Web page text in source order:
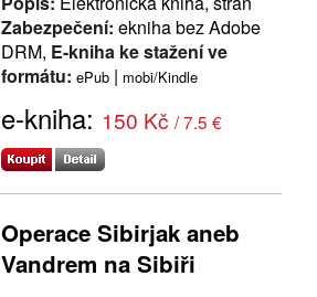
Zabezpečení: ekniha bez Adobe
DRM, E-kniha ke stažení ve
formátu: ePub | mobi/Kindle
e-kniha: 150 Kč / 7.5 €
Operace Sibirjak aneb
Vandrem na Sibiři